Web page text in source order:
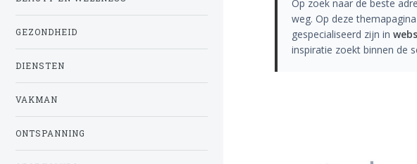
Op zoek naar de beste
weg. Op deze
gespecialiseerd zijn in
inspiratie zoekt binnen de
GEZONDHEID
DIENSTEN
VAKMAN
ONTSPANNING